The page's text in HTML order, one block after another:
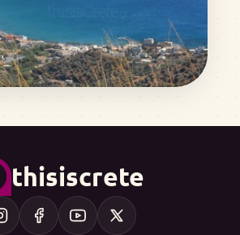
thisiscrete